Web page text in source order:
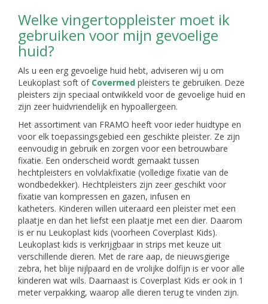
Welke vingertoppleister moet ik
gebruiken voor mijn gevoelige
huid?
Als u een erg gevoelige huid hebt, adviseren wij u om
Leukoplast soft of Covermed pleisters te gebruiken. Deze
pleisters zijn speciaal ontwikkeld voor de gevoelige huid en
zijn zeer huidvriendelijk en hypoallergeen.
Het assortiment van FRAMO heeft voor ieder huidtype en
voor elk toepassingsgebied een geschikte pleister. Ze zijn
eenvoudig in gebruik en zorgen voor een betrouwbare
fixatie. Een onderscheid wordt gemaakt tussen
hechtpleisters en volvlakfixatie (volledige fixatie van de
wondbedekker). Hechtpleisters zijn zeer geschikt voor
fixatie van kompressen en gazen, infusen en
katheters. Kinderen willen uiteraard een pleister met een
plaatje en dan het liefst een plaatje met een dier. Daarom
is er nu Leukoplast kids (voorheen Coverplast Kids).
Leukoplast kids is verkrijgbaar in strips met keuze uit
verschillende dieren. Met de rare aap, de nieuwsgierige
zebra, het blije nijlpaard en de vrolijke dolfijn is er voor alle
kinderen wat wils. Daarnaast is Coverplast Kids er ook in 1
meter verpakking, waarop alle dieren terug te vinden zijn.